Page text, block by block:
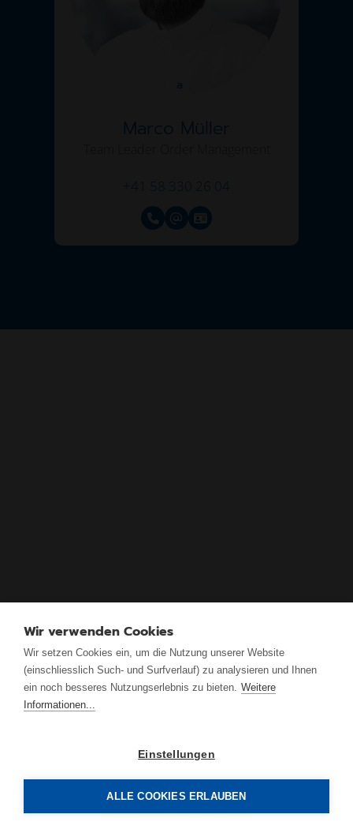
Antrimon Group AG
Wir verwenden Cookies
Wir setzen Cookies ein, um die Nutzung unserer Website
(einschliesslich Such- und Surfverlauf) zu analysieren und Ihnen
ein noch besseres Nutzungserlebnis zu bieten. Weitere
Informationen...
Einstellungen
ALLE COOKIES ERLAUBEN